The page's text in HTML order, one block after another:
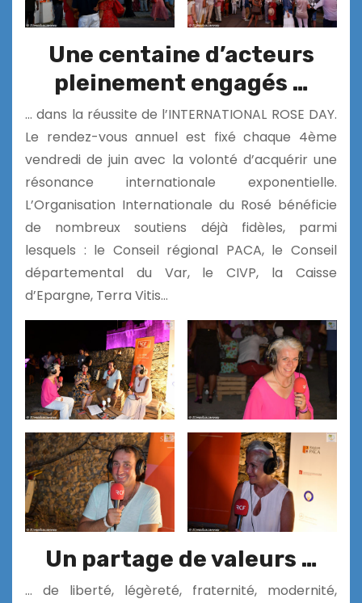
Une centaine d’acteurs
pleinement engagés …
… dans la réussite de l’INTERNATIONAL ROSE DAY.
Le rendez-vous annuel est fixé chaque 4ème
vendredi de juin avec la volonté d’acquérir une
résonance internationale exponentielle.
L’Organisation Internationale du Rosé bénéficie
de nombreux soutiens déjà fidèles, parmi
lesquels : le Conseil régional PACA, le Conseil
départemental du Var, le CIVP, la Caisse
d’Epargne, Terra Vitis…
Un partage de valeurs …
… de liberté, légèreté, fraternité, modernité,